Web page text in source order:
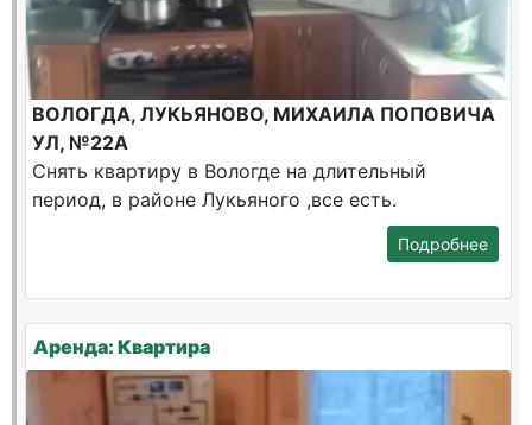
ВОЛОГДА, ЛУКЬЯНОВО, МИХАИЛА ПОПОВИЧА
УЛ, №22А
Снять квартиру в Вологде на длительный
период, в районе Лукьяного ,все есть.
Подробнее
Аренда: Квартира